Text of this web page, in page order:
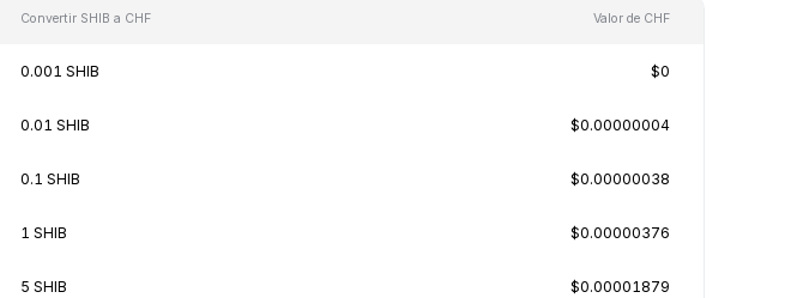
Convertir SHIB a CHF Valor de CHF
0.001 SHIB $0
0.01 SHIB $0.00000004
0.1 SHIB $0.00000038
1 SHIB $0.00000376
5 SHIB $0.00001879